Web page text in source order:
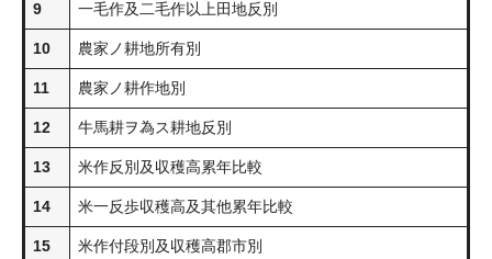
9 一毛作及二毛作以上田地反別
10 農家ノ耕地所有別
11 農家ノ耕作地別
12 牛馬耕ヲ為ス耕地反別
13 米作反別及収穫高累年比較
14 米一反歩収穫高及其他累年比較
15 米作付段別及収穫高郡市別